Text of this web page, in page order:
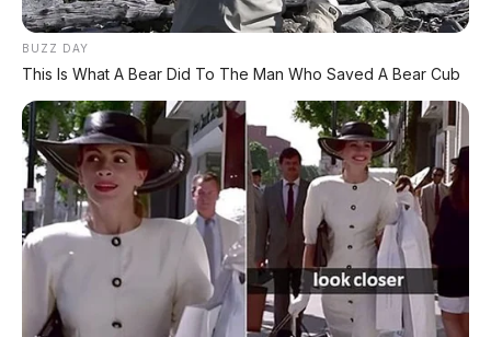
tanpa lutut nyundul kursi depan. Tidak heran jika
mobil ini jadi incaran eksekutif muda yang butuh
sedan mewakili gengsi, tapi tetap fungsional untuk
📰 Baca Juga Mobil China Premium
Lainnya:
🚗 BYD Formula S
Sedan 1.000 HP dengan 3 wujud
BUZZ DAY
This Is What A Bear Did To The Man Who Saved A Bear Cub